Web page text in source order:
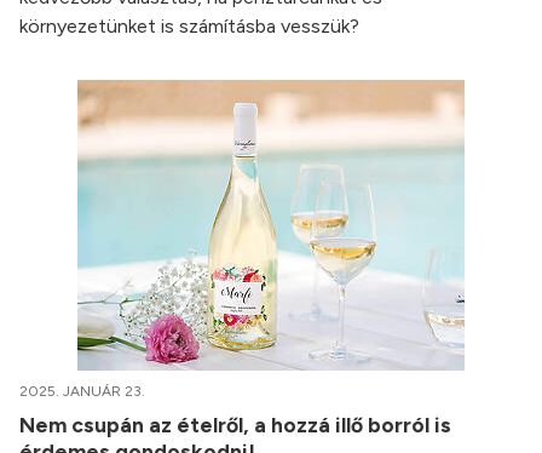
környezetünket is számításba vesszük?
2025. JANUÁR 23.
Nem csupán az ételről, a hozzá illő borról is